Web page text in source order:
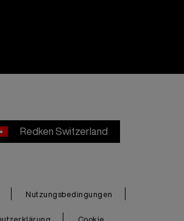
Redken Switzerland
Nutzungsbedingungen